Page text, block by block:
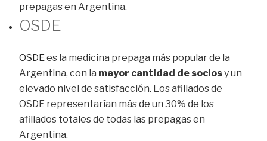
prepagas en Argentina.
OSDE
OSDE es la medicina prepaga más popular de la
Argentina, con la mayor cantidad de sociosy un
elevado nivel de satisfacción. Los afiliados de
OSDE representarían más de un 30% de los
afiliados totales de todas las prepagas en
Argentina.